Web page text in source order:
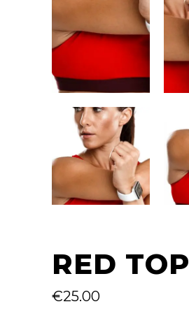
RED TOP
€25.00